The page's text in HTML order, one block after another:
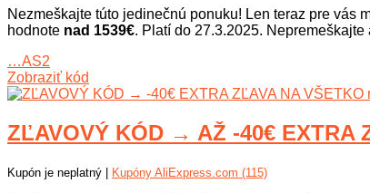
Nezmeškajte túto jedinečnú ponuku! Len teraz pre
hodnote nad 1539€. Platí do 27.3.2025. Nepremeškajte
…AS2
Zobraziť kód
ZĽAVOVÝ KÓD → AŽ -40€ EXTRA
Kupón je neplatný | Kupóny AliExpress.com (115)